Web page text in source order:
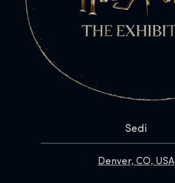
Sedi
Denver, CO, USA